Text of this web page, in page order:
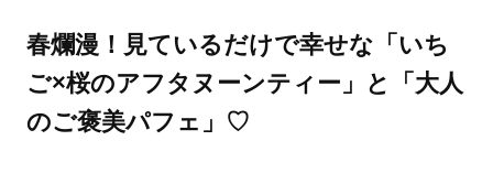
春爛漫！見ているだけで幸せな「いち
ご×桜のアフタヌーンティー」と「大人
のご褒美パフェ」♡